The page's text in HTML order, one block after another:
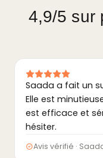
4,9/5 sur
Saada a fait un
Elle est
est efficace et
hésiter.
Avis vérifié ·